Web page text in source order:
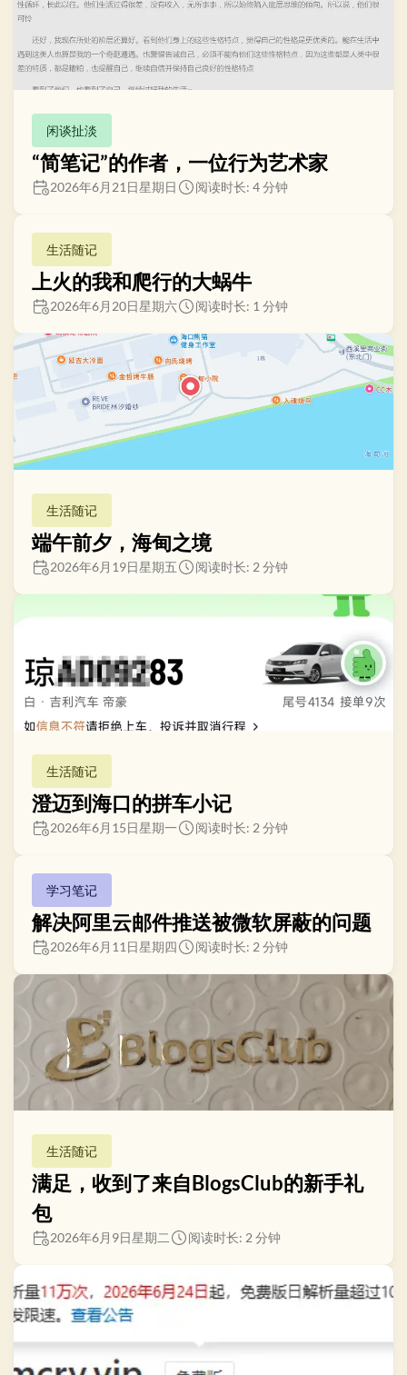
闲谈扯淡
“简笔记”的作者，一位行为艺术家
2026年6月21日星期日 阅读时长: 4 分钟
生活随记
上火的我和爬行的大蜗牛
2026年6月20日星期六 阅读时长: 1 分钟
生活随记
端午前夕，海甸之境
2026年6月19日星期五 阅读时长: 2 分钟
生活随记
澄迈到海口的拼车小记
2026年6月15日星期一 阅读时长: 2 分钟
学习笔记
解决阿里云邮件推送被微软屏蔽的问题
2026年6月11日星期四 阅读时长: 2 分钟
生活随记
满足，收到了来自BlogsClub的新手礼
包
2026年6月9日星期二 阅读时长: 2 分钟